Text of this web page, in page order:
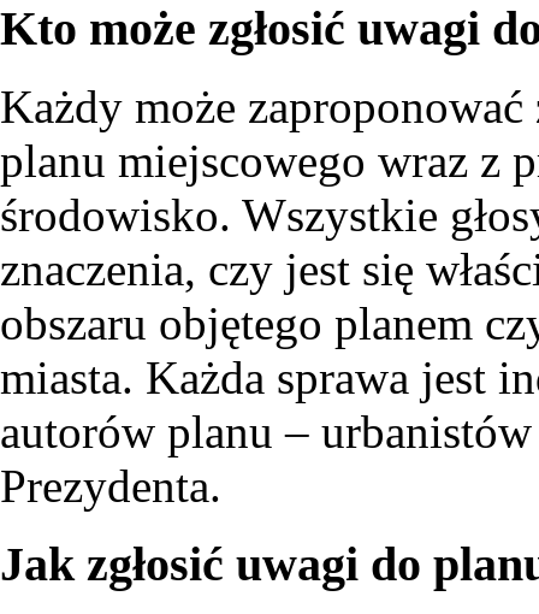
Kto może zgłosić uwagi
Każdy może
planu miejscowego wraz z
środowisko. Wszystkie
znaczenia, czy jest się
obszaru objętego planem
miasta. Każda sprawa jest
autorów planu –
Prezydenta.
Jak zgłosić uwagi do